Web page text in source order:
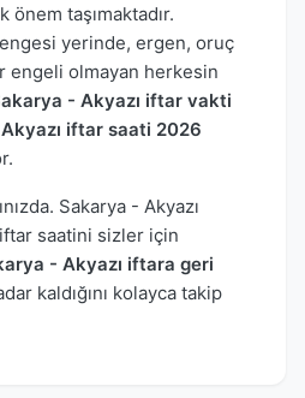
önem taşımaktadır.
yerinde, ergen, oruç
engeli olmayan herkesin
- Akyazı iftar vakti
iftar saati 2026
Sakarya - Akyazı
saatini sizler için
- Akyazı iftara geri
kaldığını kolayca takip